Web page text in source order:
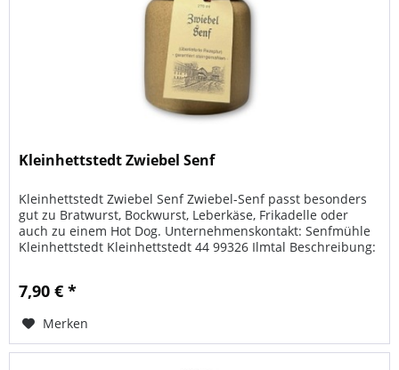
Kleinhettstedt Zwiebel Senf
Kleinhettstedt Zwiebel Senf Zwiebel-Senf passt besonders
gut zu Bratwurst, Bockwurst, Leberkäse, Frikadelle oder
auch zu einem Hot Dog. Unternehmenskontakt: Senfmühle
Kleinhettstedt Kleinhettstedt 44 99326 Ilmtal Beschreibung:
7,90 € *
Merken